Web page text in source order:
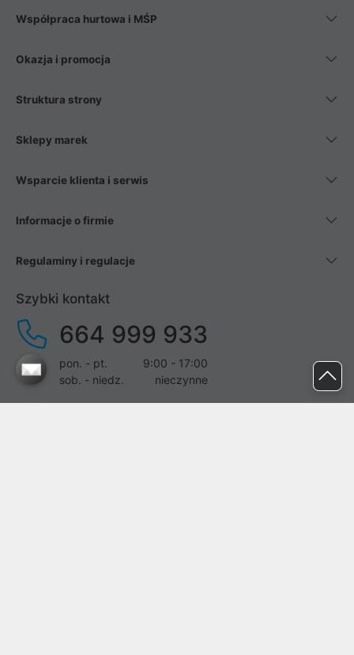
Współpraca hurtowa i MŚP
Okazja i promocja
Struktura strony
Sklepy marek
Wsparcie klienta i serwis
Informacje o firmie
Regulaminy i regulacje
Szybki kontakt
664 999 933
pon. - pt.
9:00 - 17:00
sob. - niedz.
nieczynne